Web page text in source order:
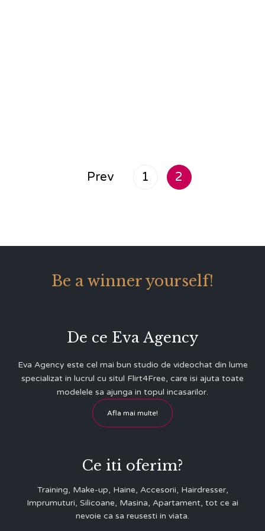
Prev 1 2
Be a winner yourself!
De ce Eva Agency
Eva Agency este cel mai bun studio de videochat din lume
specializat in lucrul cu situl Flirt4Free, care isi ajuta toate
modelele sa ajunga in topul incasarilor.
Afla mai multe!
Ce iti oferim?
Training, Make-up, Haine, Accesorii, Hairdresser,
Imprumuturi, Silicoane, Masina, Apartament, tot ce ai
nevoie ca sa reusesti in viata.